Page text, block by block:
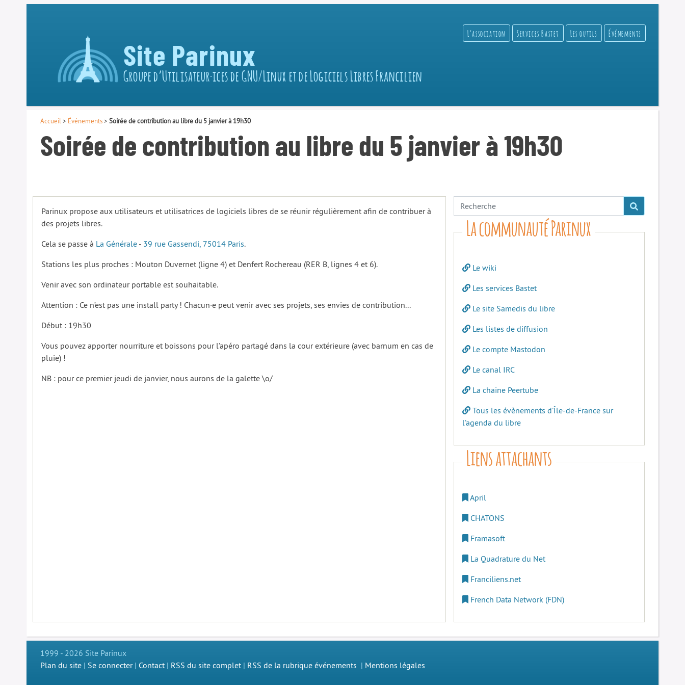
Site Parinux
Groupe d’Utilisateur·ices de GNU/Linux et de Logiciels Libres Francilien
L’association Services Bastet Les outils Événements
Accueil > Événements> Soirée de contribution au libre du 5 janvier à 19h30
Soirée de contribution au libre du 5 janvier à 19h30
Parinux propose aux utilisateurs et utilisatrices de logiciels libres de se réunir régulièrement afin de contribuer à
des projets libres.
Cela se passe à La Générale - 39 rue Gassendi, 75014 Paris.
Stations les plus proches : Mouton Duvernet (ligne 4) et Denfert Rochereau (RER B, lignes 4 et 6).
Venir avec son ordinateur portable est souhaitable.
Attention : Ce n’est pas une install party ! Chacun·e peut venir avec ses projets, ses envies de contribution...
Début : 19h30
Vous pouvez apporter nourriture et boissons pour l’apéro partagé dans la cour extérieure (avec barnum en cas de
pluie) !
NB : pour ce premier jeudi de janvier, nous aurons de la galette \o/
La communauté Parinux
Le wiki
Les services Bastet
Le site Samedis du libre
Les listes de diffusion
Le compte Mastodon
Le canal IRC
La chaine Peertube
Tous les évènements d’Île-de-France sur
l’agenda du libre
Liens attachants
April
CHATONS
Framasoft
La Quadrature du Net
Franciliens.net
French Data Network (FDN)
1999 - 2026 Site Parinux
Plan du site | Se connecter| Contact | RSS du site complet | RSS de la rubrique événements | Mentions légales